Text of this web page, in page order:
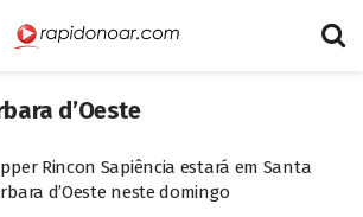
d’Oeste
Rincon Sapiência estará em Santa
d’Oeste neste domingo